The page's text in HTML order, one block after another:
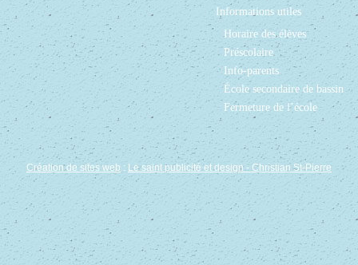
Informations utiles
Horaire des élèves
Préscolaire
Info-parents
École secondaire de bassin
Fermeture de l’école
Création de sites web : Le saint publicité et design - Christian St-Pierre